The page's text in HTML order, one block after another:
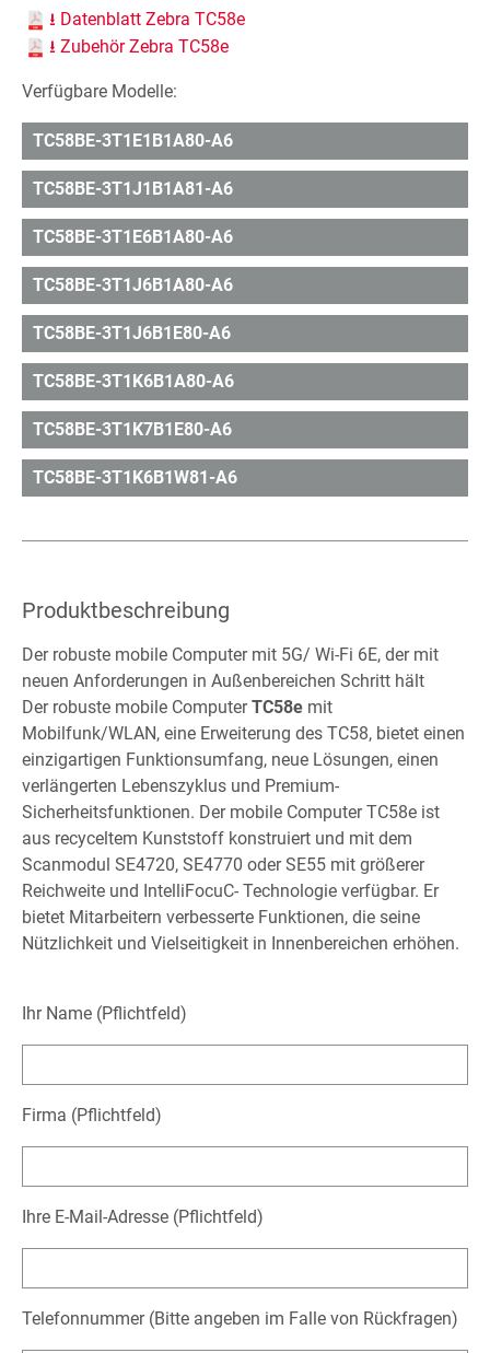
⭳ Datenblatt Zebra TC58e
⭳ Zubehör Zebra TC58e
Verfügbare Modelle:
TC58BE-3T1E1B1A80-A6
TC58BE-3T1J1B1A81-A6
TC58BE-3T1E6B1A80-A6
TC58BE-3T1J6B1A80-A6
TC58BE-3T1J6B1E80-A6
TC58BE-3T1K6B1A80-A6
TC58BE-3T1K7B1E80-A6
TC58BE-3T1K6B1W81-A6
Produktbeschreibung
Der robuste mobile Computer mit 5G/ Wi-Fi 6E, der mit
neuen Anforderungen in Außenbereichen Schritt hält
Der robuste mobile ComputerTC58e mit
Mobilfunk/WLAN, eine Erweiterung des TC58, bietet einen
einzigartigen Funktionsumfang, neue Lösungen, einen
verlängerten Lebenszyklus und Premium-
Sicherheitsfunktionen. Der mobile Computer TC58e ist
aus recyceltem Kunststoff konstruiert und mit dem
Scanmodul SE4720, SE4770 oder SE55 mit größerer
Reichweite und IntelliFocuC- Technologie verfügbar. Er
bietet Mitarbeitern verbesserte Funktionen, die seine
Nützlichkeit und Vielseitigkeit in Innenbereichen erhöhen.
Ihr Name (Pflichtfeld)
Firma (Pflichtfeld)
Ihre E-Mail-Adresse (Pflichtfeld)
Telefonnummer (Bitte angeben im Falle von Rückfragen)